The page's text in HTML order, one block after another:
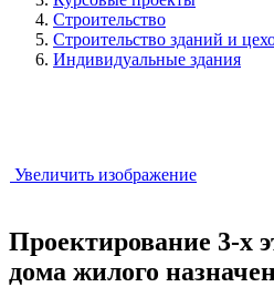
Строительство
Строительство зданий и
Индивидуальные здания
Увеличить изображение
Проектирование 3-х
дома жилого